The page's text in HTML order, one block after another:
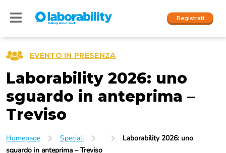
Registrati
Accedi
People
Company
EVENTO IN PRESENZA
Laborability 2026: uno
sguardo in anteprima –
Treviso
Homepage Speciali
Laborability 2026: uno
sguardo in anteprima – Treviso